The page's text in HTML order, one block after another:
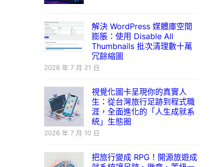
解決 WordPress 媒體庫空間
膨脹：使用 Disable All
Thumbnails 批次清理數十萬
冗餘縮圖
2026 年 7 月 21 日
視覺化圖卡呈現你的真實人
生：從台灣旅行足跡到程式職
涯，全面進化的「人生成就系
統」生態圈
2026 年 7 月 10 日
把旅行變成 RPG！開源旅遊成